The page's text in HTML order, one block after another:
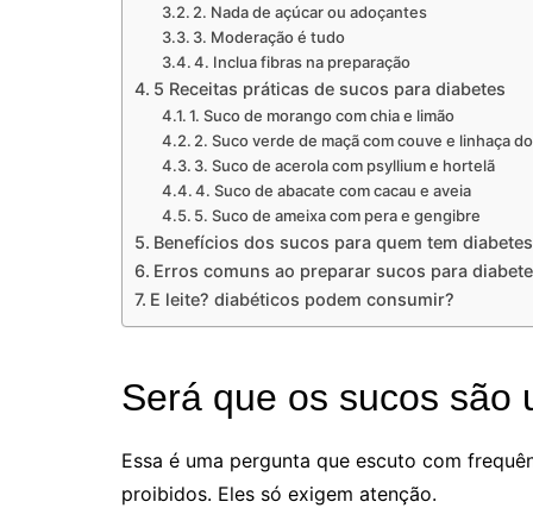
2. Nada de açúcar ou adoçantes
3. Moderação é tudo
4. Inclua fibras na preparação
5 Receitas práticas de sucos para diabetes
1. Suco de morango com chia e limão
2. Suco verde de maçã com couve e linhaça
3. Suco de acerola com psyllium e hortelã
4. Suco de abacate com cacau e aveia
5. Suco de ameixa com pera e gengibre
Benefícios dos sucos para quem tem diabetes
Erros comuns ao preparar sucos para
E leite? diabéticos podem consumir?
Será que os sucos são
Essa é uma pergunta que escuto com
proibidos. Eles só exigem atenção.